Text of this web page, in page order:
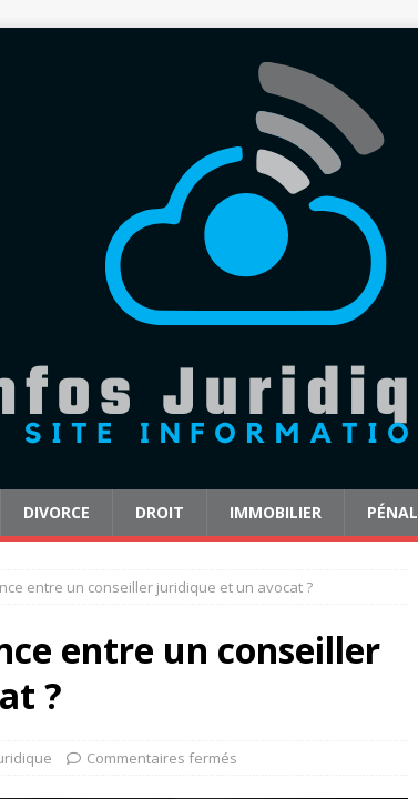
DIVORCE DROIT IMMOBILIER PÉNAL
entre un conseiller juridique et un avocat ?
entre un conseiller
?
Commentaires fermés